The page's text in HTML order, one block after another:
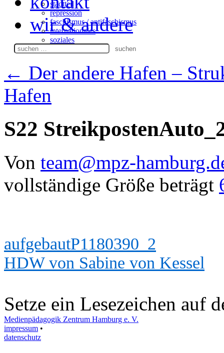
stadtteil
repression
faschismus / antifaschismus
internationales
soziales
wir & andere
Suchen
nach:
← Der andere Hafen –
Hafen
S22
Von team@mpz-
vollständige Größe beträgt
aufgebautP1180390_2
HDW von Sabine von Kessel
Setze ein Lesezeichen auf
Medienpädagogik Zentrum Hamburg e. V.
impressum •
datenschutz